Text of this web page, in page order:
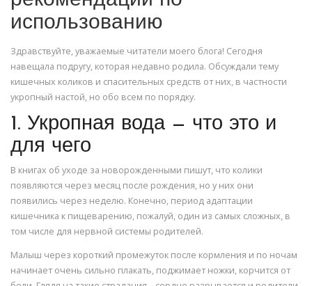
использованию
Здравствуйте, уважаемые читатели моего блога! Сегодня
навещала подругу, которая недавно родила. Обсуждали тему
кишечных коликов и спасительных средств от них, в частности
укропный настой, но обо всем по порядку.
1. Укропная вода — что это и
для чего
В книгах об уходе за новорожденными пишут, что колики
появляются через месяц после рождения, но у них они
появились через неделю. Конечно, период адаптации
кишечника к пищеварению, пожалуй, один из самых сложных, в
том числе для нервной системы родителей.
Малыш через короткий промежуток после кормления и по ночам
начинает очень сильно плакать, поджимает ножки, корчится от